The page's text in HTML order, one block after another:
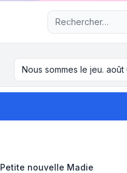
Recherche
Nous sommes le jeu.
Petite nouvelle Madie